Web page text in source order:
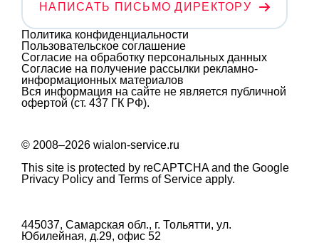
© 2008–2026 wialon-service.ru
This site is protected by reCAPTCHA and the Google
Privacy Policy and Terms of Service apply.
445037, Самарская обл., г. Тольятти, ул.
Юбилейная, д.29, офис 52
НАПИСАТЬ ПИСЬМО ДИРЕКТОРУ
Политика конфиденциальности
Пользовательское соглашение
Согласие на обработку персональных данных
Согласие на получение рассылки рекламно-
информационных материалов
Вся информация на сайте не является публичной
офертой (ст. 437 ГК РФ).